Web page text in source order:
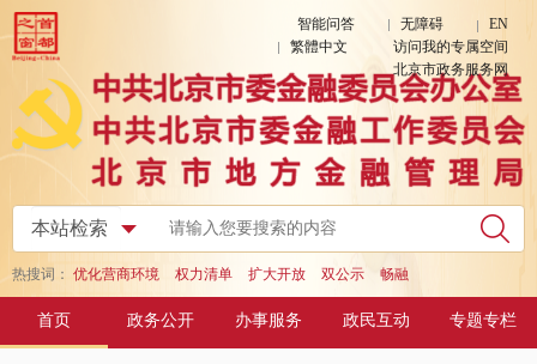
智能问答 无障碍
EN
繁體中文
访问我的专属空间
北京市政务服务网
热搜词： 优化营商环境 权力清单 扩大开放 双公示 畅融
首页 政务公开 办事服务 政民互动 专题专栏